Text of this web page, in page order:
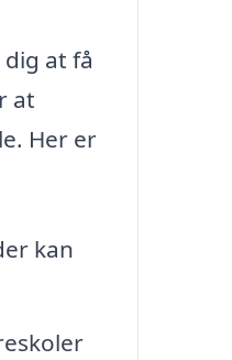
at få
at
Her er
kan